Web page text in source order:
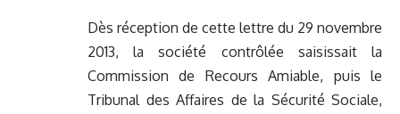
Dès réception de cette lettre du 29 novembre
2013, la société contrôlée saisissait la
Commission de Recours Amiable, puis le
Tribunal des Affaires de la Sécurité Sociale,